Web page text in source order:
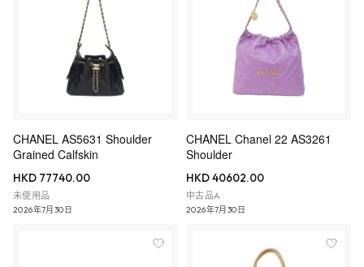
CHANEL AS5631 Shoulder
Grained Calfskin
HKD 77740.00
未使用品
2026年7月30日
CHANEL Chanel 22 AS3261
Shoulder
HKD 40602.00
中古品A
2026年7月30日